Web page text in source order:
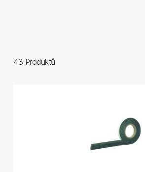
43 Produktů